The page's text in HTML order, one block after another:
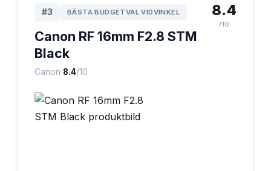
#3 BÄSTA BUDGETVAL VIDVINKEL
Canon RF 16mm F2.8 STM
Black
Canon·8.4/10
8.4
/10